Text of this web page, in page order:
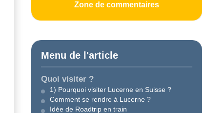
Zone de commentaires
Menu de l'article
Quoi visiter ?
1) Pourquoi visiter Lucerne en Suisse ?
Comment se rendre à Lucerne ?
Idée de Roadtrip en train